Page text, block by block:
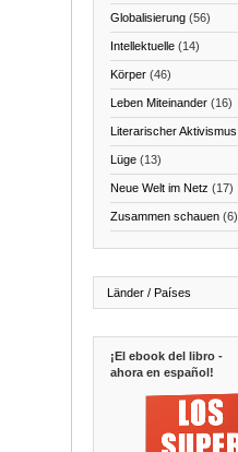
Globalisierung(56)
Intellektuelle(14)
Körper(46)
Leben Miteinander(16)
Literarischer Aktivismus
Lüge(13)
Neue Welt im Netz (17)
Zusammen schauen(6)
¡El ebook del libro -
ahora en español!